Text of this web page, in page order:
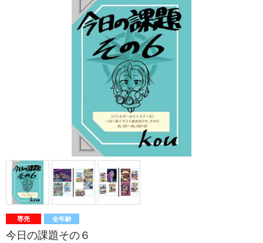
専売 全年齢
今日の課題その６